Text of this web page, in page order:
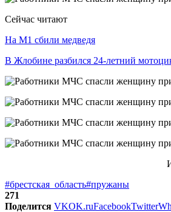
Сейчас читают
На М1 сбили медведя
В Жлобине разбился 24-летний
#брестская_область#пружаны
271
Поделится VKOK.ruFacebookTwitter